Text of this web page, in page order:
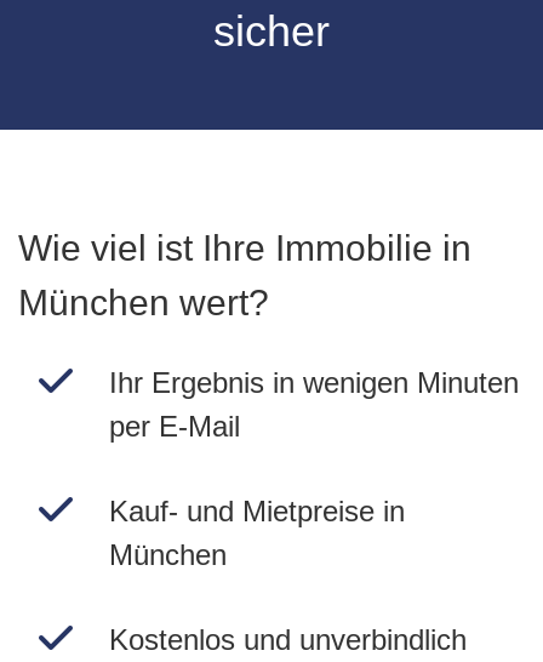
sicher
Wie viel ist Ihre Immobilie in
München wert?
Ihr Ergebnis in wenigen Minuten
per E-Mail
Kauf- und Mietpreise in
München
Kostenlos und unverbindlich